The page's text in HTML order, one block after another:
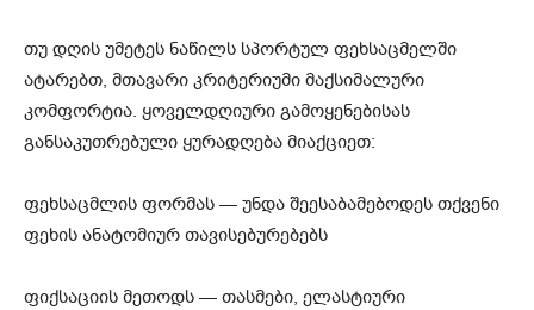
თუ დღის უმეტეს ნაწილს სპორტულ ფეხსაცმელში
ატარებთ, მთავარი კრიტერიუმი მაქსიმალური
კომფორტია. ყოველდღიური გამოყენებისას
განსაკუთრებული ყურადღება მიაქციეთ:
ფეხსაცმლის ფორმას — უნდა შეესაბამებოდეს თქვენი
ფეხის ანატომიურ თავისებურებებს
ფიქსაციის მეთოდს — თასმები, ელასტიური